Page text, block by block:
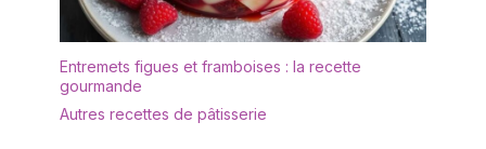
Entremets figues et framboises : la recette
gourmande
Autres recettes de pâtisserie